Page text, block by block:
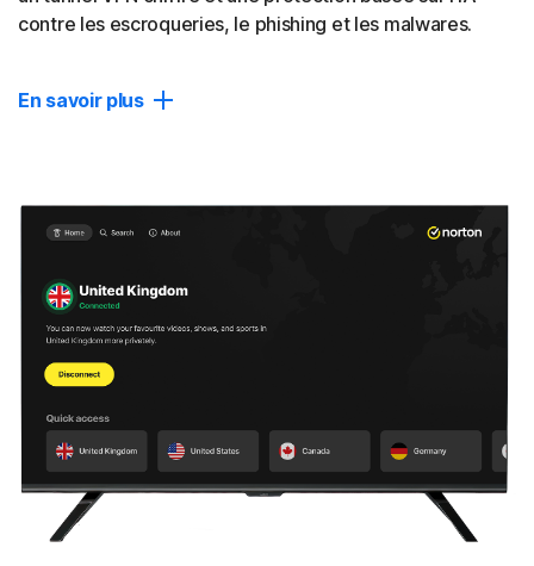
Améliorez votre expérience de navigation en bloquant les
contre les escroqueries, le phishing et les malwares.
En savoir plus
et d'une protection en temps réel contre les malwares et
les ransomwares.
Confidentialité avancée
Pour un anonymat renforcé, choisissez des serveurs
avancés qui changent régulièrement votre adresse IP ou
vous connectent via plusieurs localisations (en bêta).
Bloqueur de traqueurs
Contribuez à empêcher les annonceurs de vous pister et
à réduire le nombre de publicités intempestives qui vous